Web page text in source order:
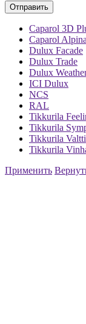
Caparol 3D
Caparol
Dulux Facade
Dulux Trade
Dulux
ICI Dulux
NCS
RAL
Tikkurila
Tikkurila
Tikkurila Valtti
Tikkurila
Применить